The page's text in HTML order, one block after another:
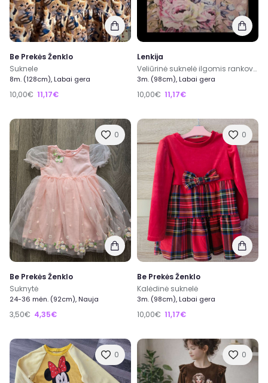
Be Prekės Ženklo
Suknele
8m. (128cm), Labai gera
10,00€ 11,17€
Lenkija
Veliūrinė suknelė ilgomis rankovėmis mergaitei.
3m. (98cm), Labai gera
10,00€ 11,17€
0
Be Prekės Ženklo
Suknytė
24-36 mėn. (92cm), Nauja
3,50€ 4,35€
0
Be Prekės Ženklo
Kalėdinė suknelė
3m. (98cm), Labai gera
10,00€ 11,17€
0 0